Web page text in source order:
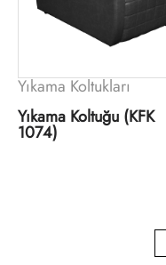
Yıkama Koltukları
Yıkama Koltuğu (KFK
1074)